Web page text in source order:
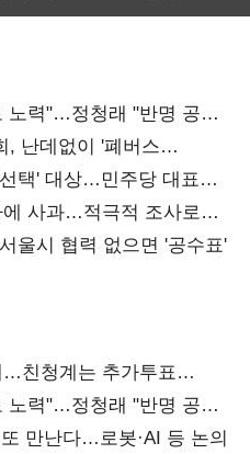
노력"…정청래 "반명 공세
난데없이 '폐버스
택' 대상…민주당 대표로
사과…적극적 조사로
울시 협력 없으면 '공수표'
…친청계는 추가투표
노력"…정청래 "반명 공세
만난다…로봇·AI 등 논의